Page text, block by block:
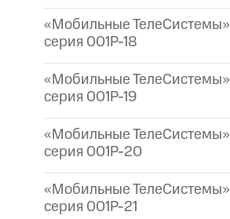
«Мобильные ТелеСистемы»
серия 001P-18
«Мобильные ТелеСистемы»
серия 001P-19
«Мобильные ТелеСистемы»
серия 001P-20
«Мобильные ТелеСистемы»
серия 001P-21